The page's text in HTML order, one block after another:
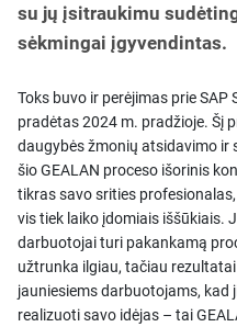
su jų įsitraukimu
sėkmingai įgyvendintas.
Toks buvo ir perėjimas prie SAP
pradėtas 2024 m. pradžioje. Šį
daugybės žmonių atsidavimo ir
šio GEALAN proceso išorinis
tikras savo srities
vis tiek laiko įdomiais iššūkiais.
darbuotojai turi pakankamą
užtrunka ilgiau, tačiau
jauniesiems darbuotojams, kad
realizuoti savo idėjas – tai